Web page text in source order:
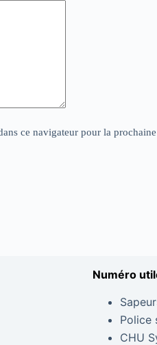
ce navigateur pour la
Numéro
Police
CHU